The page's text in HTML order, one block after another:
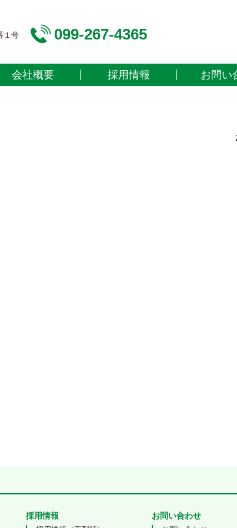
１号 099-267-4365
会社概要 採用情報 お問い
採用情報 お問い合わせ